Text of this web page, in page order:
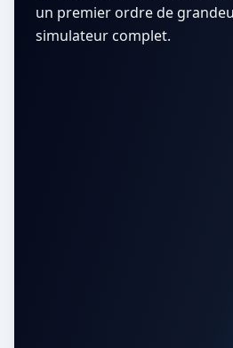
un premier ordre de
simulateur complet.